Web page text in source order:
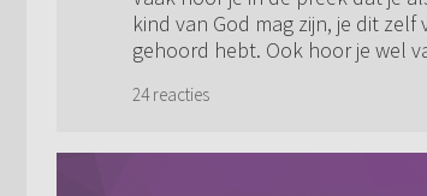
kind van God mag zijn, je dit zelf
gehoord hebt. Ook hoor je wel
zich toe kregen. Zoals het in de
24 reacties